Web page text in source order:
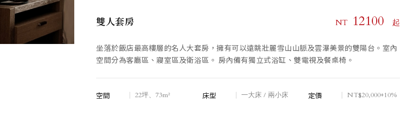
雙人套房 NT 12100 起
坐落於飯店最高樓層的名人大套房，擁有可以遠眺壯麗雪山山脈及雲瀑美景的雙陽台。室內
空間分為客廳區、寢室區及衛浴區。 房內備有獨立式浴缸、雙電視及餐桌椅。
空間 22坪、73m² 床型 一大床 / 兩小床 定價 NT$20,000+10%
四人家庭套房 NT 15100 起
坐落於飯店最高樓層的名人大套房，擁有可以遠眺壯麗雪山山脈及雲瀑美景的雙陽台。室內
空間分為客廳區、寢室區及衛浴區。 房內備有獨立式浴缸、雙電視及餐桌椅。
空間 22坪、73m² 床型 兩大床 定價 NT$24,000+10%